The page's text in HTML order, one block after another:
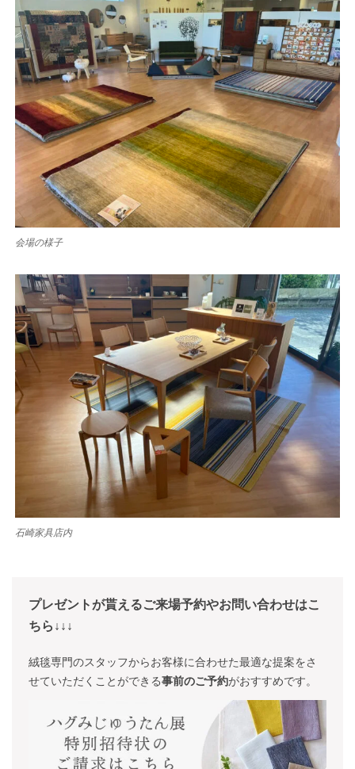
会場の様子
石崎家具店内
プレゼントが貰えるご来場予約やお問い合わせはこ
ちら↓↓↓
絨毯専門のスタッフからお客様に合わせた最適な提案をさ
せていただくことができる事前のご予約がおすすめです。